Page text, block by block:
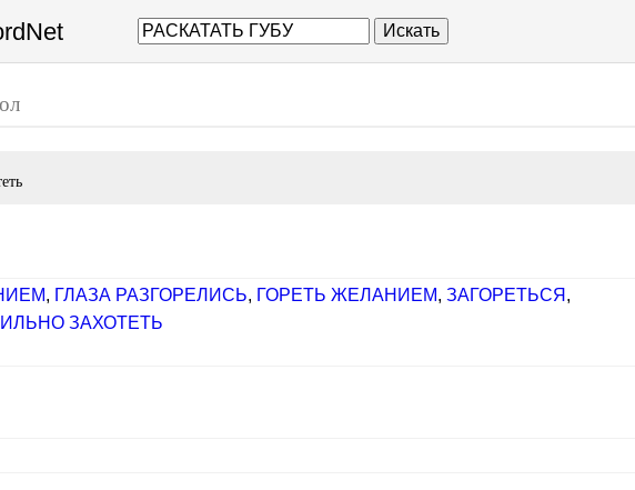
Искать
, ГЛАЗА РАЗГОРЕЛИСЬ, ГОРЕТЬ ЖЕЛАНИЕМ, ЗАГОРЕТЬСЯ ,
ЗАХОТЕТЬ